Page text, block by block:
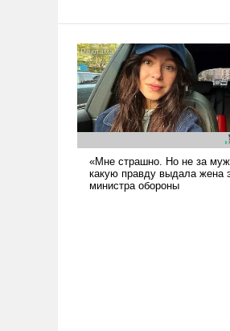
псевдонаучной фантастики,
стало всерьез обсуждаемой
идеей.